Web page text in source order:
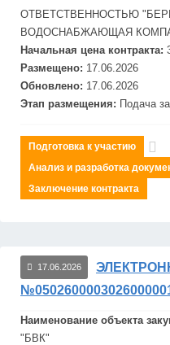
ОТВЕТСТВЕННОСТЬЮ
ВОДОСНАБЖАЮЩАЯ
Начальная цена контракта:
Размещено: 17.06.2026
Обновлено: 17.06.2026
Этап размещения: Подача
Подготовка к участию
Анализ и разработка
Заключение контракта
17.06.2026
Наименование объекта
" БВК"